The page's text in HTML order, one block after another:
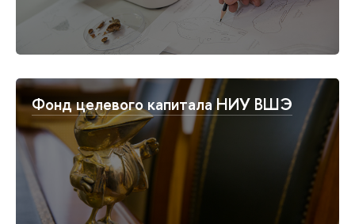
Фонд целевого капитала НИУ ВШЭ